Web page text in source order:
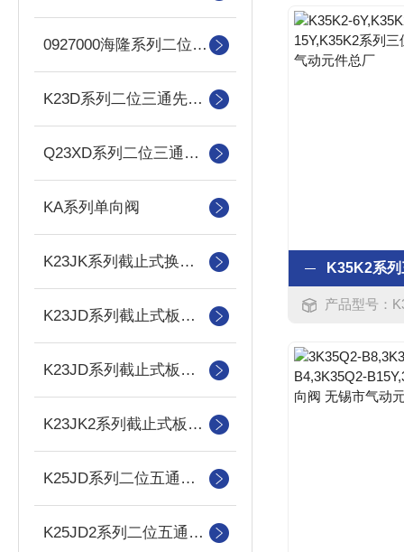
0927000海隆系列二位三通电磁阀
K23D系列二位三通先导阀
Q23XD系列二位三通电磁先导阀
KA系列单向阀
K23JK系列截止式换向阀
K23JD系列截止式板式单电控换向阀（常开）
K23JD系列截止式板式双电控换向阀
K23JK2系列截止式板式双气控换向阀
K25JD系列二位五通截止式换向阀
K25JD2系列二位五通截止式板式双电控换向阀
产品型号：K35K2-